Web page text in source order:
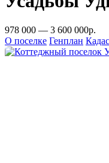
978 000 — 3 600 000р.
О поселке Генплан